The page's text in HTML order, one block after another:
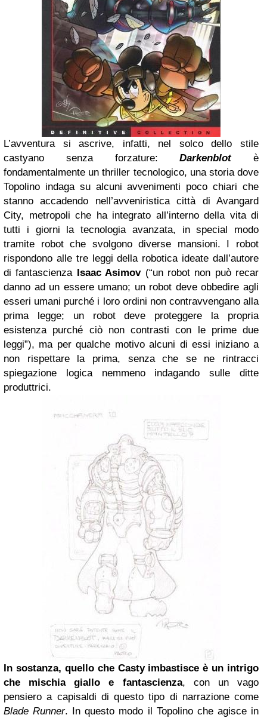
L’avventura si ascrive, infatti, nel solco dello stile
castyano senza forzature:Darkenblotè
fondamentalmente un thriller tecnologico, una storia dove
Topolino indaga su alcuni avvenimenti poco chiari che
stanno accadendo nell’avveniristica città di Avangard
City, metropoli che ha integrato all’interno della vita di
tutti i giorni la tecnologia avanzata, in special modo
tramite robot che svolgono diverse mansioni. I robot
rispondono alle tre leggi della robotica ideate dall’autore
di fantascienza Isaac Asimov(“un robot non può recar
danno ad un essere umano; un robot deve obbedire agli
esseri umani purché i loro ordini non contravvengano alla
prima legge; un robot deve proteggere la propria
esistenza purché ciò non contrasti con le prime due
leggi”), ma per qualche motivo alcuni di essi iniziano a
non rispettare la prima, senza che se ne rintracci
spiegazione logica nemmeno indagando sulle ditte
produttrici.
In sostanza, quello che Casty imbastisce è un intrigo
che mischia giallo e fantascienza, con un vago
pensiero a capisaldi di questo tipo di narrazione come
Blade Runner. In questo modo il Topolino che agisce in